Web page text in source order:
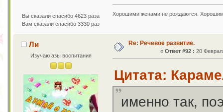
Вы сказали спасибо 4623 раза
Вам сказали спасибо 3330 раз
Хорошими женами не рождаются.
Ли
Изучаю азы воспитания
Re: Речевое развитие.
« Ответ #92 : 20
Цитата:
именно так,